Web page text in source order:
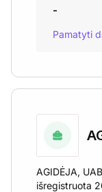
-
Pamatyti
AGIDĖJA,
išregistruota